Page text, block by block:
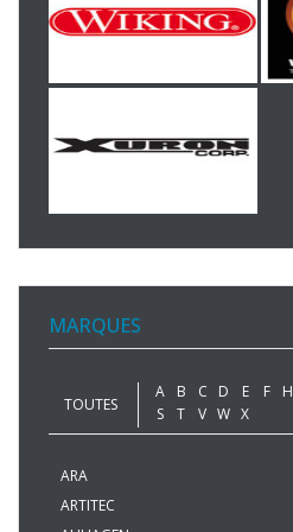
MARQUES
TOUTES
A B C D E F H
S
T V W X
ARA
ARTITEC